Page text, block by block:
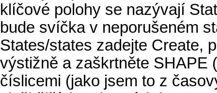
klíčové polohy se nazývají
bude svíčka v neporušeném
States/states zadejte Create,
výstižně a zaškrtněte SHAPE
číslicemi (jako jsem to z